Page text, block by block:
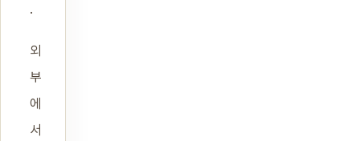
.
외
부
에
서